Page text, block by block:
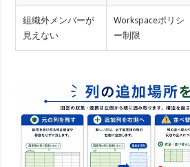
組織外メンバーが
見えない
Workspaceポリシ
ー制限